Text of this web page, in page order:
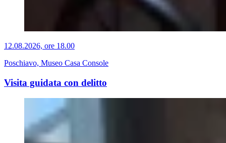
12.08.2026, ore 18.00
Poschiavo, Museo Casa Console
Visita guidata con delitto